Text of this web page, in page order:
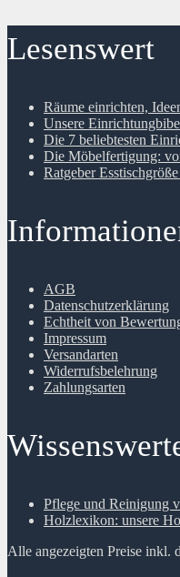
Lesenswert
Räume einrichten,
Unsere
Die 7 beliebtesten
Die Möbelfertigung:
Ratgeber
AGB
Datenschutzerklärung
Echtheit von
Impressum
Versandarten
Widerrufsbelehrung
Zahlungsarten
Pflege und Reinigung
Holzlexikon: unsere
Alle angezeigten Preise inkl.